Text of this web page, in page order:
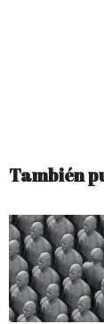
También